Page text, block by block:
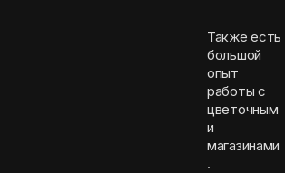
Также есть
большой
опыт
работы с
цветочным
и
магазинами
.